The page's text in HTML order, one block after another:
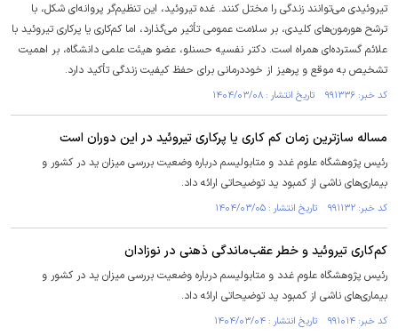
تیروئیدی می‌توانند زندگی را مختل کنند. غده تیروئید، این تنظیم‌گر پروانه‌ای شکل، با
ترشح هورمون‌های کلیدی، بر سلامت عمومی تأثیر می‌گذارد، اما کم‌کاری یا پرکاری تیروئید با
علائم گسترده‌ای همراه است. دکتر نفسیه حسنلو، عضو هیئت علمی دانشگاه، بر اهمیت
تشخیص به موقع و پرهیز از خوددرمانی برای حفظ کیفیت زندگی تأکید دارد.
کد خبر: ۹۹۱۳۳۶ تاریخ انتشار : ۱۴۰۴/۰۳/۰۸
مساله سازترین زمان کم کاری یا پرکاری تیروئید در این دوران است
رئیس پژوهشگاه علوم غدد و متابولیسم درباره وضعیت بررسی میزان ید در کشور و
بیماری‌های ناشی از کمبود ید توضیحاتی ارائه داد.
کد خبر: ۹۹۱۱۳۲ تاریخ انتشار : ۱۴۰۴/۰۳/۰۵
کم‌کاری تیروئید و خطر عقب‌ماندگی ذهنی در نوزادان
رئیس پژوهشگاه علوم غدد و متابولیسم درباره وضعیت بررسی میزان ید در کشور و
بیماری‌های ناشی از کمبود ید توضیحاتی ارائه داد.
کد خبر: ۹۹۱۰۱۴ تاریخ انتشار : ۱۴۰۴/۰۳/۰۴